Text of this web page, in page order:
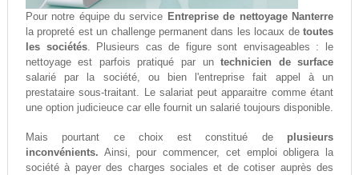
Pour notre équipe du service Entreprise de nettoyage Nanterre
la propreté est un challenge permanent dans les locaux detoutes
les sociétés. Plusieurs cas de figure sont envisageables : le
nettoyage est parfois pratiqué par untechnicien de surface
salarié par la société, ou bien l'entreprise fait appel à un
prestataire sous-traitant. Le salariat peut apparaitre comme étant
une option judicieuce car elle fournit un salarié toujours disponible.
Mais pourtant ce choix est constitué de plusieurs
inconvénients. Ainsi, pour commencer, cet emploi obligera la
société à payer des charges sociales et de cotiser auprès des